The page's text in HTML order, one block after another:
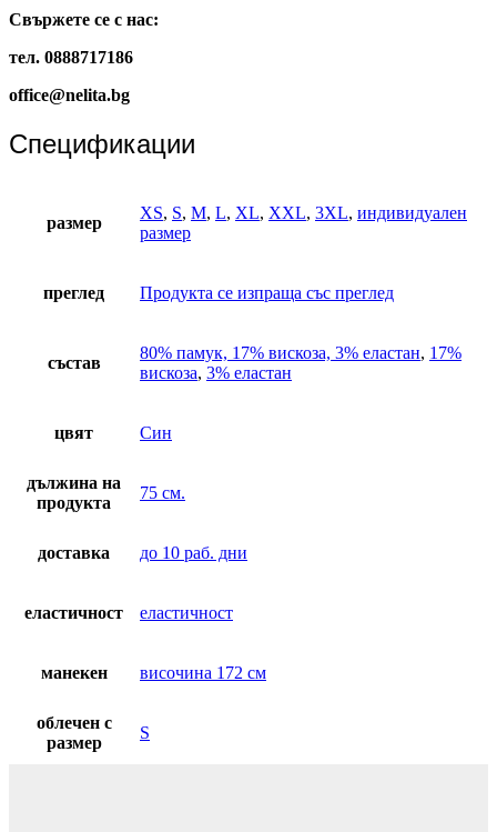
Свържете се с нас:
тел. 0888717186
office@nelita.bg
Спецификации
размер
XS, S, M, L, XL, XXL, 3XL, индивидуален
размер
преглед Продукта се изпраща със преглед
състав
80% памук, 17% вискоза, 3% еластан, 17%
вискоза, 3% еластан
цвят Син
дължина на
продукта
75 см.
доставка до 10 раб. дни
еластичност еластичност
манекен височина 172 см
облечен с
размер
S